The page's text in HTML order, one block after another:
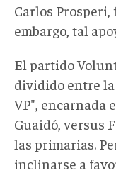
Carlos Prosperi,
embargo, tal
El partido
dividido entre
VP", encarnada
Guaidó, versus
las primarias.
inclinarse a